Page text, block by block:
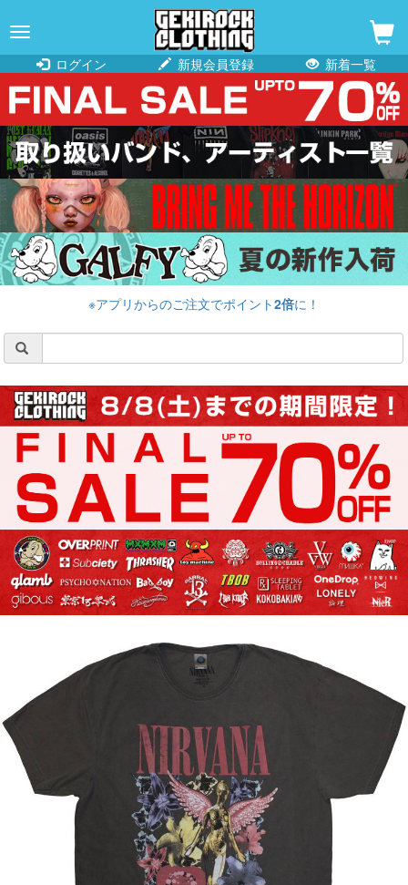
navigation
ログイン
新規会員登録 新着一覧
※アプリからのご注文でポイント2倍に！